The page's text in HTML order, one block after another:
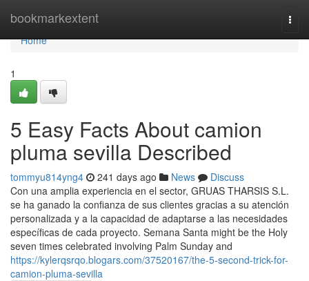
bookmarkextent
Home
Home
1
5 Easy Facts About camion
pluma sevilla Described
tommyu814yng4 241 days ago News
Discuss
Con una amplia experiencia en el sector, GRUAS THARSIS S.L.
se ha ganado la confianza de sus clientes gracias a su atención
personalizada y a la capacidad de adaptarse a las necesidades
específicas de cada proyecto. Semana Santa might be the Holy
seven times celebrated involving Palm Sunday and
https://kylerqsrqo.blogars.com/37520167/the-5-second-trick-for-
camion-pluma-sevilla